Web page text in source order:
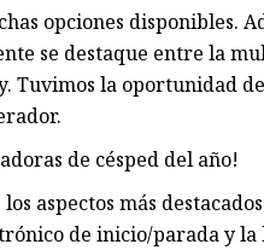
opciones disponibles.
se destaque entre la
Tuvimos la oportunidad
de césped del año!
aspectos más
de inicio/parada y la